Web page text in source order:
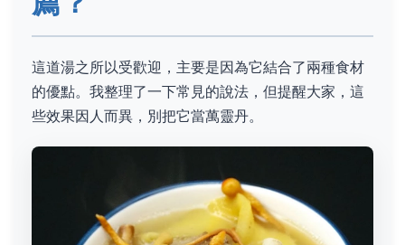
這道湯之所以受歡迎，主要是因為它結合了兩種食材
的優點。我整理了一下常見的說法，但提醒大家，這
些效果因人而異，別把它當萬靈丹。